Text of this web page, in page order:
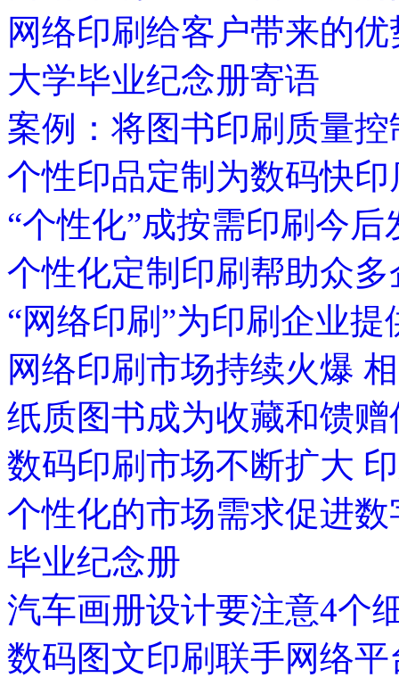
网络印刷给客户带来的优
大学毕业纪念册寄语
案例：将图书印刷质量控
个性印品定制为数码快
“个性化”成按需印刷今
个性化定制印刷帮助众多
“网络印刷”为印刷企业
网络印刷市场持续火爆
纸质图书成为收藏和馈
数码印刷市场不断扩大
个性化的市场需求促进
毕业纪念册
汽车画册设计要注意4个
数码图文印刷联手网络